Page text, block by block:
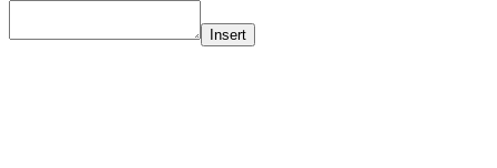
Insert